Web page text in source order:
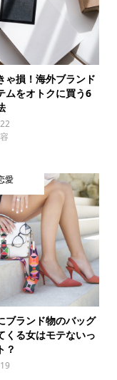
ゃ損！海外ブランド
ムをオトクに買う6
愛
ブランド物のバッグ
くる女はモテないっ
？